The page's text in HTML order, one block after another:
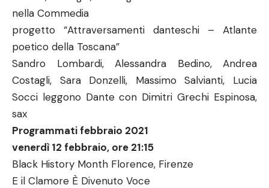
nella Commedia
progetto “Attraversamenti danteschi – Atlante
poetico della Toscana”
Sandro Lombardi, Alessandra Bedino, Andrea
Costagli, Sara Donzelli, Massimo Salvianti, Lucia
Socci leggono Dante con Dimitri Grechi Espinosa,
sax
Programmati febbraio 2021
venerdì 12 febbraio, ore 21:15
Black History Month Florence, Firenze
E il Clamore È Divenuto Voce